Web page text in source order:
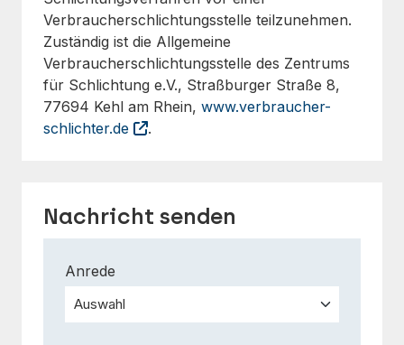
Verbraucherschlichtungsstelle teilzunehmen.
Zuständig ist die Allgemeine
Verbraucherschlichtungsstelle des Zentrums
für Schlichtung e.V., Straßburger Straße 8,
77694 Kehl am Rhein, www.verbraucher-
schlichter.de
.
Nachricht senden
Anrede